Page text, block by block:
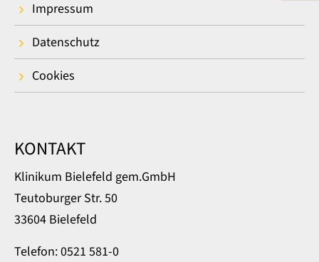
Impressum
Datenschutz
Cookies
KONTAKT
Klinikum Bielefeld gem.GmbH
Teutoburger Str. 50
33604 Bielefeld
Telefon: 0521 581-0